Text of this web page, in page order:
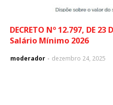
DECRETO Nº 12.797, DE 23
Salário Mínimo 2026
moderador dezembro 24, 2025